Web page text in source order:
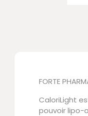
FORTE
CaloriLight
pouvoir lipo-